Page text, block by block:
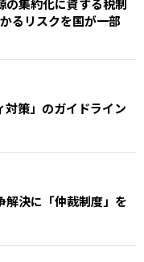
の集約化に資する税制
るリスクを国が一部
対策」のガイドライン
解決に「仲裁制度」を